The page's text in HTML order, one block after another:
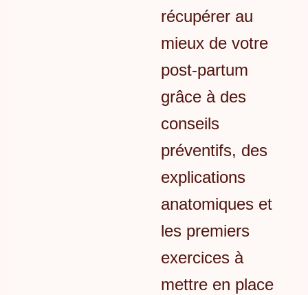
récupérer au
mieux de votre
post-partum
grâce à des
conseils
préventifs, des
explications
anatomiques et
les premiers
exercices à
mettre en place